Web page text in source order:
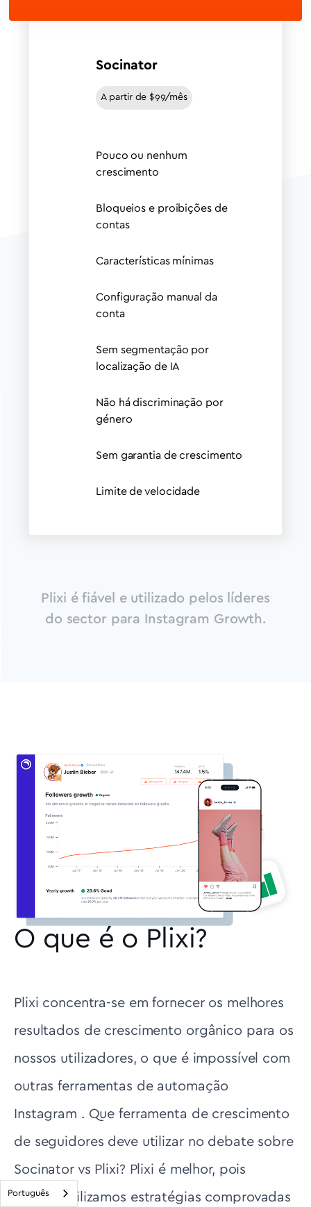
Socinator
A partir de $99/mês
Pouco ou nenhum
crescimento
Bloqueios e proibições de
contas
Características mínimas
Configuração manual da
conta
Sem segmentação por
localização de IA
Não há discriminação por
género
Sem garantia de crescimento
Limite de velocidade
Plixi é fiável e utilizado pelos líderes
do sector para Instagram Growth.
O que é o Plixi?
Plixi concentra-se em fornecer os melhores
resultados de crescimento orgânico para os
nossos utilizadores, o que é impossível com
outras ferramentas de automação
Instagram . Que ferramenta de crescimento
de seguidores deve utilizar no debate sobre
Socinator vs Plixi? Plixi é melhor, pois
apenas utilizamos estratégias comprovadas
Português